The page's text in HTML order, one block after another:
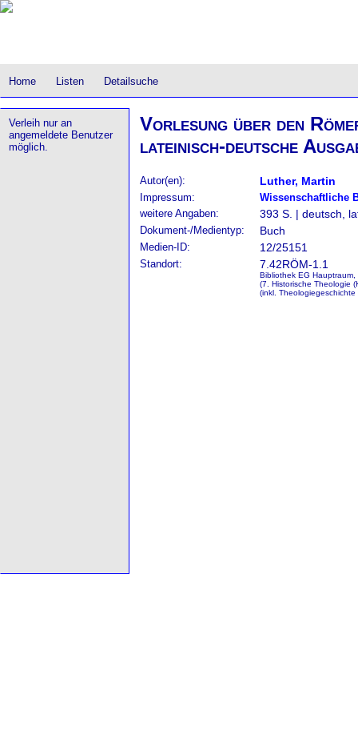
Home Listen Detailsuche
Verleih nur an
angemeldete Benutzer
möglich.
Vorlesung über den
lateinisch-deutsche
Autor(en): Luther, Martin
Impressum:
Wissenschaftliche
weitere Angaben:
393 S. | deutsch,
Dokument-/Medientyp: Buch
Medien-ID: 12/25151
Standort: 7.42RÖM-1.1
Bibliothek EG Hauptraum,
(7. Historische Theologie
(inkl. Theologiegeschichte